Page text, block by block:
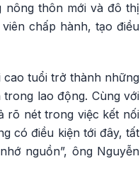
nông thôn mới và đô thị
chấp hành, tạo điều
cao tuổi trở thành những
lao động. Cùng với
rõ nét trong việc kết nối
có điều kiện tới đây, tất
nguồn”, ông Nguyễn